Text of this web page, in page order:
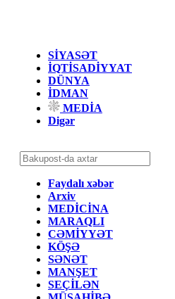
SİYASƏT
İQTİSADİYYAT
DÜNYA
İDMAN
MEDİA
Digər
Faydalı xəbər
Arxiv
MEDİCİNA
MARAQLI
CƏMİYYƏT
KÖŞƏ
SƏNƏT
MANŞET
SEÇİLƏN